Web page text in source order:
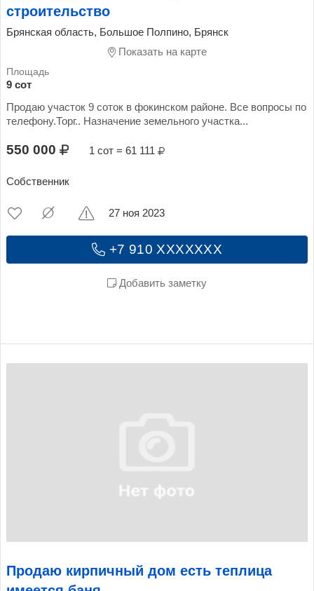
строительство
Брянская область, Большое Полпино, Брянск
Показать на карте
9 сот
Продаю участок 9 соток в фокинском районе. Все вопросы по
телефону.Торг.. Назначение земельного участка...
550 000 1 сот = 61 111
Собственник
+7 910 XXXXXXX
Добавить заметку
27 ноя 2023
Продаю кирпичный дом есть теплица